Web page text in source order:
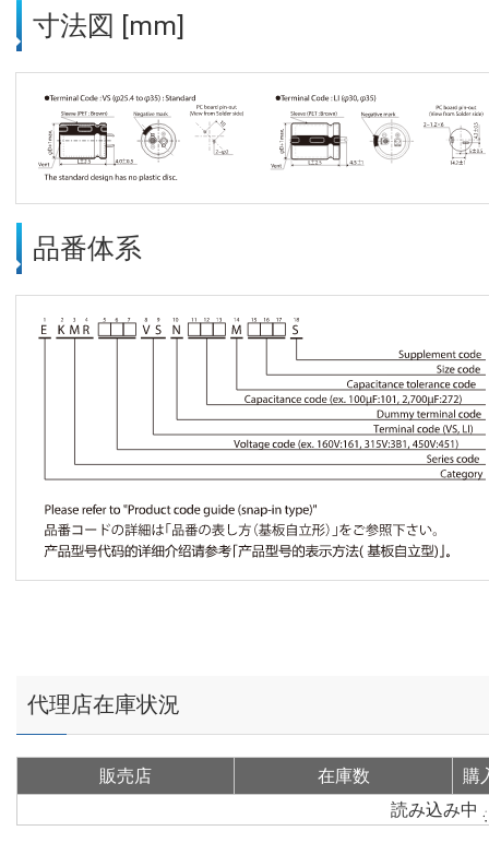
寸法図 [mm]
品番体系
代理店在庫状況
販売店 在庫数
購
読み込み中